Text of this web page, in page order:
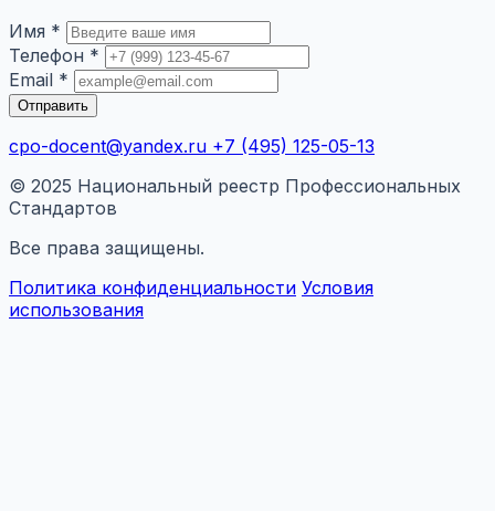
Имя *
Телефон *
Email *
Отправить
cpo-docent@yandex.ru +7 (495) 125-05-13
© 2025 Национальный реестр Профессиональных
Стандартов
Все права защищены.
Политика конфиденциальности Условия
использования